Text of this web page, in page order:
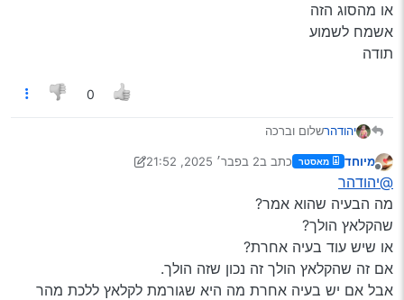
או מהסוג הזה
אשמח לשמוע
תודה
0
יהודהרשלום וברכה
הוא טוען שאין טעם להחליף קלאץ, לטענתו זה יכול לעזור לכמה
השאלה מה כן עושים…
על זה הוא לא ידע בדיוק לענות…
שאלתי היא האם עוד מישהו מחברי הפורום נתקל בבעיה כזאת
או מהסוג הזה
אשמח לשמוע
תודה
מיוחד מאסטר כתב ב2 בפבר׳ 2025, 21:52
נערך לאחרונה על ידי מיוחד 2 בפבר׳ 2025, 22:29
@יהודהר
מה הבעיה שהוא אמר?
שהקלאץ הולך?
או שיש עוד בעיה אחרת?
אם זה שהקלאץ הולך זה נכון שזה הולך.
אבל אם יש בעיה אחרת מה היא שגורמת לקלאץ ללכת מהר